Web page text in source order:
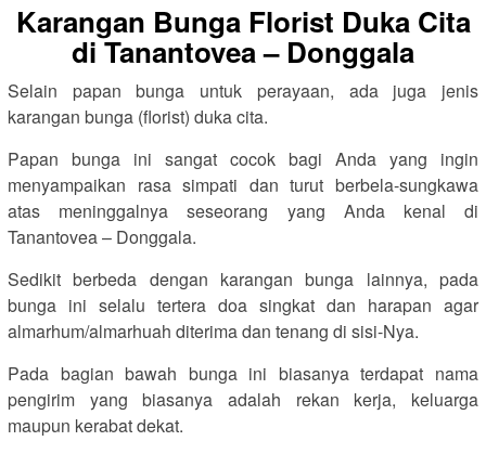
Karangan Bunga Florist Duka Cita
di Tanantovea – Donggala
Selain papan bunga untuk perayaan, ada juga jenis
karangan bunga (florist) duka cita.
Papan bunga ini sangat cocok bagi Anda yang ingin
menyampaikan rasa simpati dan turut berbela-sungkawa
atas meninggalnya seseorang yang Anda kenal di
Tanantovea – Donggala.
Sedikit berbeda dengan karangan bunga lainnya, pada
bunga ini selalu tertera doa singkat dan harapan agar
almarhum/almarhuah diterima dan tenang di sisi-Nya.
Pada bagian bawah bunga ini biasanya terdapat nama
pengirim yang biasanya adalah rekan kerja, keluarga
maupun kerabat dekat.